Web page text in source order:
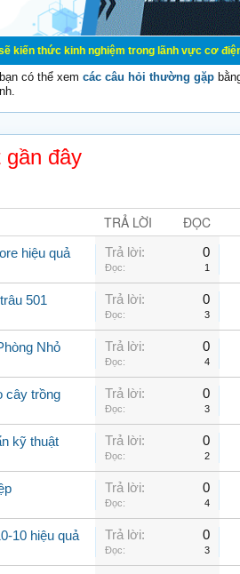
nghiệm trong lãnh vực cơ điện, mua
có thể xem các câu hỏi thường gặp
gần đây
TRẢ LỜI ĐỌC
hiệu quả Trả lời: 0
Đọc: 1
501 Trả lời: 0
Đọc: 3
Nhỏ Trả lời: 0
Đọc: 4
cây trồng Trả lời: 0
Đọc: 3
kỹ thuật Trả lời: 0
Đọc: 2
Trả lời: 0
Đọc: 4
10 hiệu quả Trả lời: 0
Đọc: 3